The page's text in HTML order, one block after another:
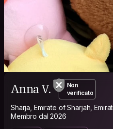
Anna V.
Non
verificato
Sharja, Emirate of Sharjah,
Membro dal 2026